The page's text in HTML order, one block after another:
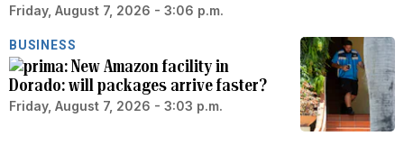
Friday, August 7, 2026 - 3:06 p.m.
BUSINESS
New Amazon facility in
Dorado: will packages arrive faster?
Friday, August 7, 2026 - 3:03 p.m.